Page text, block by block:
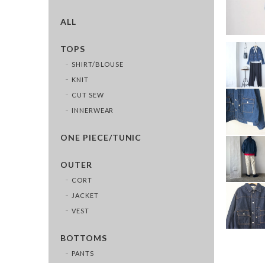
ALL
TOPS
SHIRT/BLOUSE
KNIT
CUT SEW
INNERWEAR
ONE PIECE/TUNIC
OUTER
CORT
JACKET
VEST
BOTTOMS
PANTS